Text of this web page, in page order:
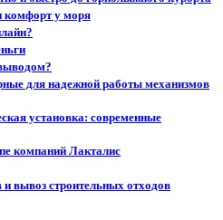
у моря
для надежной работы механизмов
установка: современные
компаний Лакталис
вывоз строительных отходов